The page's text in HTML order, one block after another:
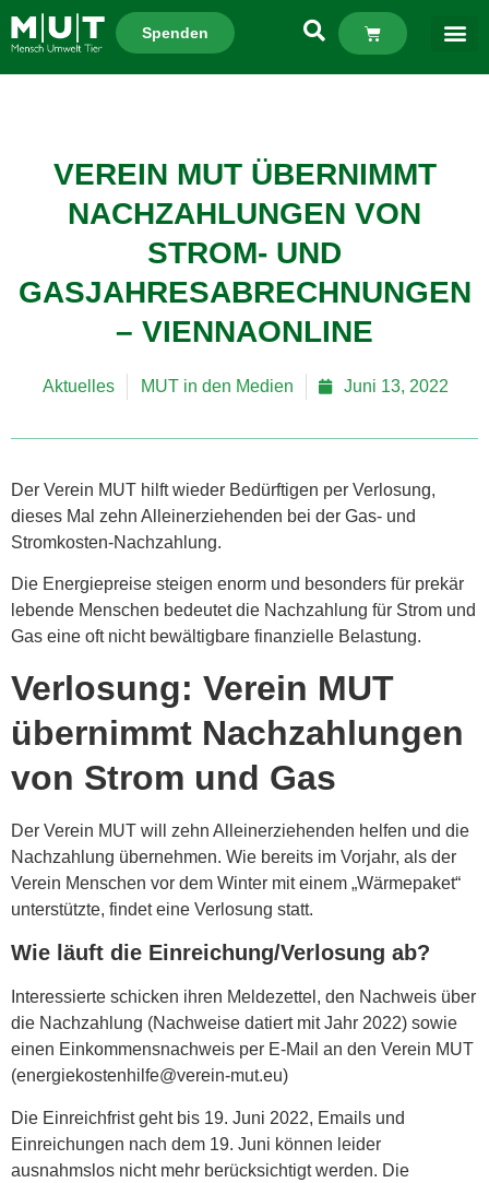
Spenden
VEREIN MUT ÜBERNIMMT
NACHZAHLUNGEN VON
STROM- UND
GASJAHRESABRECHNUNGEN
– VIENNAONLINE
Aktuelles MUT in den Medien Juni 13, 2022
Der Verein MUT hilft wieder Bedürftigen per Verlosung,
dieses Mal zehn Alleinerziehenden bei der Gas- und
Stromkosten-Nachzahlung.
Die Energiepreise steigen enorm und besonders für prekär
lebende Menschen bedeutet die Nachzahlung für Strom und
Gas eine oft nicht bewältigbare finanzielle Belastung.
Verlosung: Verein MUT
übernimmt Nachzahlungen
von Strom und Gas
Der Verein MUT will zehn Alleinerziehenden helfen und die
Nachzahlung übernehmen. Wie bereits im Vorjahr, als der
Verein Menschen vor dem Winter mit einem „Wärmepaket“
unterstützte, findet eine Verlosung statt.
Wie läuft die Einreichung/Verlosung ab?
Interessierte schicken ihren Meldezettel, den Nachweis über
die Nachzahlung (Nachweise datiert mit Jahr 2022) sowie
einen Einkommensnachweis per E-Mail an den Verein MUT
(energiekostenhilfe@verein-mut.eu)
Die Einreichfrist geht bis 19. Juni 2022, Emails und
Einreichungen nach dem 19. Juni können leider
ausnahmslos nicht mehr berücksichtigt werden. Die